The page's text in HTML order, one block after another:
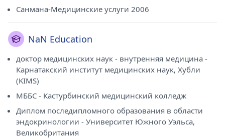
Санмана-Медицинские услуги 2006
NaN Education
доктор медицинских наук - внутренняя медицина -
Карнатакский институт медицинских наук, Хубли
(KIMS)
МББС - Кастурбинский медицинский колледж
Диплом последипломного образования в области
эндокринологии - Университет Южного Уэльса,
Великобритания